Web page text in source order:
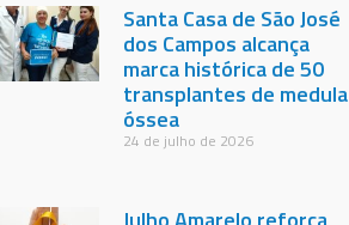
Santa Casa de São José
dos Campos alcança
marca histórica de 50
transplantes de medula
óssea
24 de julho de 2026